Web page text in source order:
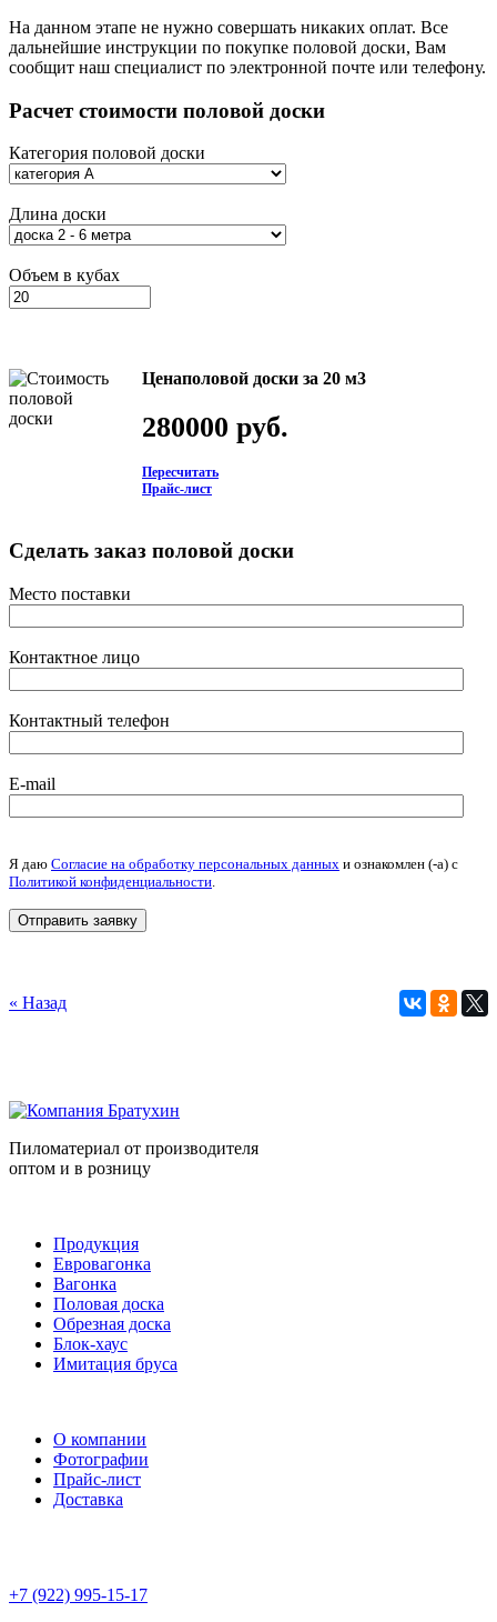
На данном этапе не нужно совершать никаких оплат. Все
дальнейшие инструкции по покупке половой доски, Вам
сообщит наш специалист по электронной почте или телефону.
Расчет стоимости половой доски
Категория половой доски
Длина доски
Объем в кубах
Ценаполовой доски за 20 м3
280000 руб.
Пересчитать
Прайс-лист
Сделать заказ половой доски
Место поставки
Контактное лицо
Контактный телефон
E-mail
Я даю Согласие на обработку персональных данных и ознакомлен (-а) c
Политикой конфиденциальности
« Назад
Пиломатериал от производителя
оптом и в розницу
Продукция
Евровагонка
Вагонка
Половая доска
Обрезная доска
Блок-хаус
Имитация бруса
О компании
Фотографии
Прайс-лист
Доставка
+7 (922) 995-15-17